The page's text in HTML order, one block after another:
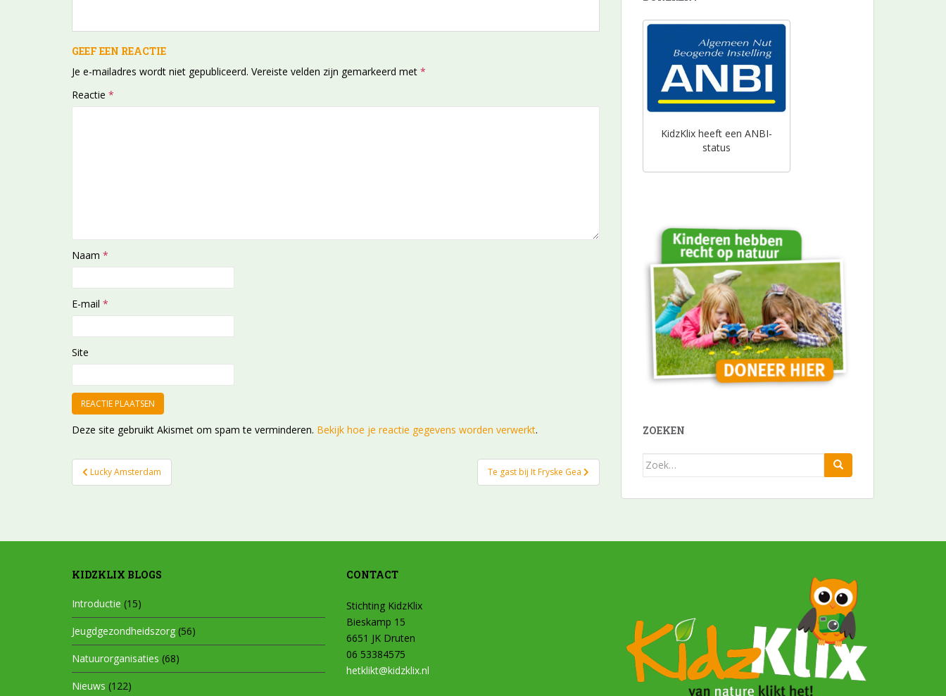
GEEF EEN REACTIE
Je e-mailadres wordt niet gepubliceerd. Vereiste velden zijn gemarkeerd met *
Reactie *
Naam *
E-mail *
Site
Deze site gebruikt Akismet om spam te verminderen. Bekijk hoe je reactie gegevens worden verwerkt.
Bericht
navigatie
Lucky Amsterdam Te gast bij It Fryske Gea
KidzKlix heeft een ANBI-
status
ZOEKEN
Zoek
KIDZKLIX BLOGS
Introductie (15)
Jeugdgezondheidszorg (56)
Natuurorganisaties (68)
Nieuws (122)
CONTACT
Stichting KidzKlix
Bieskamp 15
6651 JK Druten
06 53384575
hetklikt@kidzklix.nl